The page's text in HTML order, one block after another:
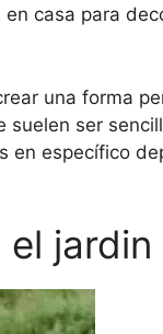
casa para
una forma
suelen ser
en específico
jardin